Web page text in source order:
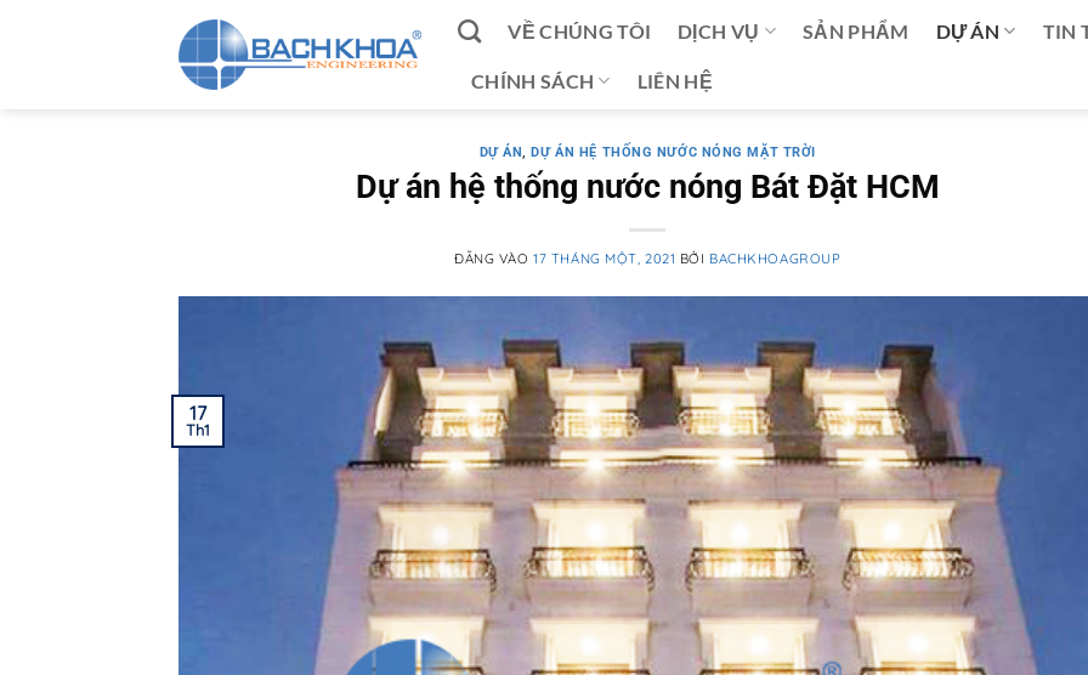
VỀ CHÚNG TÔI DỊCH VỤ SẢN PHẨM DỰ ÁN TIN
CHÍNH SÁCH LIÊN HỆ
DỰ ÁN,DỰ ÁN HỆ THỐNG NƯỚC NÓNG MẶT TRỜI
Dự án hệ thống nước nóng Bát Đặt HCM
ĐĂNG VÀO17 THÁNG MỘT, 2021 BỞI BACHKHOAGROUP
17
Th1